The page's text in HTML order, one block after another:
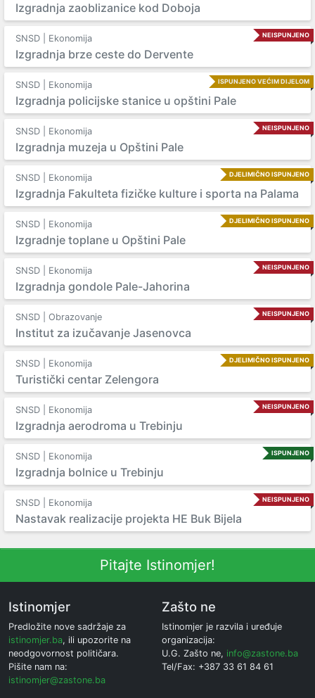
Izgradnja zaoblizanice kod Doboja
NEISPUNJENO
SNSD | Ekonomija
Izgradnja brze ceste do Dervente
ISPUNJENO VEĆIM DIJELOM
SNSD | Ekonomija
Izgradnja policijske stanice u opštini Pale
NEISPUNJENO
SNSD | Ekonomija
Izgradnja muzeja u Opštini Pale
DJELIMIČNO ISPUNJENO
SNSD | Ekonomija
Izgradnja Fakulteta fizičke kulture i sporta na Palama
DJELIMIČNO ISPUNJENO
SNSD | Ekonomija
Izgradnje toplane u Opštini Pale
NEISPUNJENO
SNSD | Ekonomija
Izgradnja gondole Pale-Jahorina
NEISPUNJENO
SNSD | Obrazovanje
Institut za izučavanje Jasenovca
DJELIMIČNO ISPUNJENO
SNSD | Ekonomija
Turistički centar Zelengora
NEISPUNJENO
SNSD | Ekonomija
Izgradnja aerodroma u Trebinju
ISPUNJENO
SNSD | Ekonomija
Izgradnja bolnice u Trebinju
NEISPUNJENO
SNSD | Ekonomija
Nastavak realizacije projekta HE Buk Bijela
Pitajte Istinomjer!
Istinomjer
Predložite nove sadržaje za
istinomjer.ba, ili upozorite na
neodgovornost političara.
Pišite nam na:
istinomjer@zastone.ba
Zašto ne
Istinomjer je razvila i uređuje
organizacija:
U.G. Zašto ne, info@zastone.ba
Tel/Fax: +387 33 61 84 61